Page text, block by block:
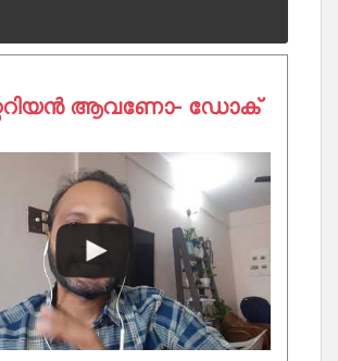
ആവണോ- ഡോക്